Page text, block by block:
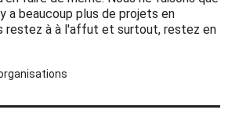
a beaucoup plus de projets en
restez à à l'affut et surtout, restez en